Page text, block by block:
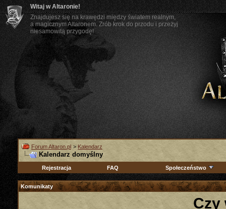
Witaj w Altaronie!
Znajdujesz się na krawędzi między światem realnym,
a magicznym Altaronem. Zrób krok do przodu i przeżyj
niesamowitą przygodę!
Forum Altaron.pl > Kalendarz
Kalendarz domyślny
Rejestracja FAQ Społeczeństwo
Komunikaty
Czy